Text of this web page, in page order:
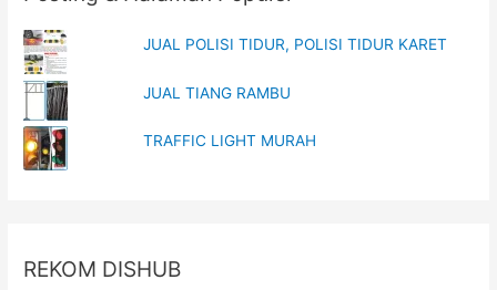
LALU
LINTAS
JUAL POLISI TIDUR, POLISI TIDUR KARET
JUAL TIANG RAMBU
TRAFFIC LIGHT MURAH
REKOM DISHUB